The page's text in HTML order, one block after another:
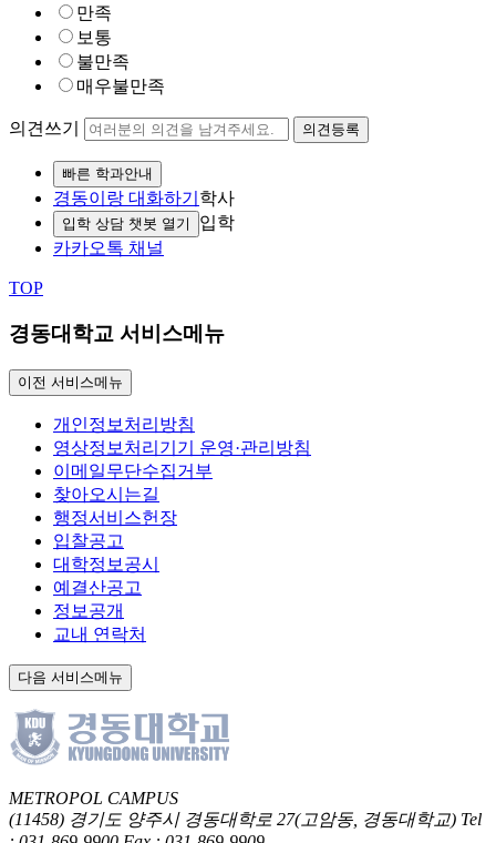
만족
보통
불만족
매우불만족
의견쓰기 의견등록
빠른 학과안내
경동이랑 대화하기 학사
입학 상담 챗봇 열기
입학
카카오톡 채널
TOP
경동대학교 서비스메뉴
이전 서비스메뉴
개인정보처리방침
영상정보처리기기 운영·관리방침
이메일무단수집거부
찾아오시는길
행정서비스헌장
입찰공고
대학정보공시
예결산공고
정보공개
교내 연락처
다음 서비스메뉴
METROPOL CAMPUS
(11458) 경기도 양주시 경동대학로 27(고암동, 경동대학교) Tel